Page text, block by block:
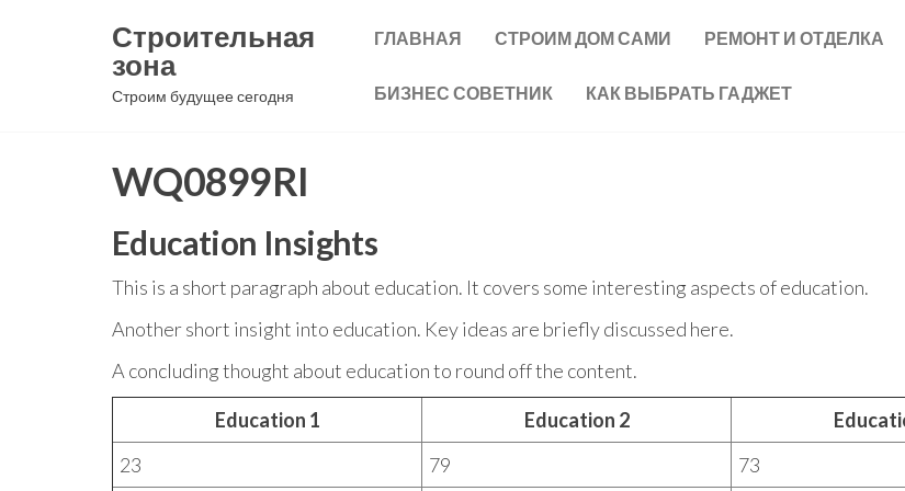
содержимому
Строительная
зона
Строим будущее сегодня
ГЛАВНАЯ СТРОИМ ДОМ САМИ РЕМОНТ И ОТДЕЛКА
БИЗНЕС СОВЕТНИК КАК ВЫБРАТЬ ГАДЖЕТ
WQ0899RI
Education Insights
This is a short paragraph about education. It covers some interesting aspects of education.
Another short insight into education. Key ideas are briefly discussed here.
A concluding thought about education to round off the content.
Education 1 Education 2
23
79
73